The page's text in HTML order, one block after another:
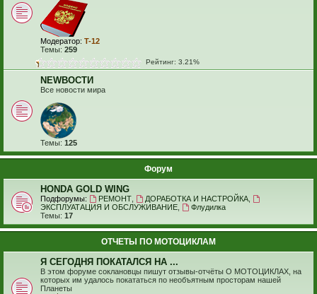
Модератор: T-12
Темы: 259
Рейтинг: 3.21%
NEWВОСТИ
Все новости мира
Темы: 125
Форум
HONDA GOLD WING
Подфорумы: РЕМОНТ, ДОРАБОТКА И НАСТРОЙКА,
ЭКСПЛУАТАЦИЯ И ОБСЛУЖИВАНИЕ
Флудилка
Темы: 17
ОТЧЕТЫ ПО МОТОЦИКЛАМ
Я СЕГОДНЯ ПОКАТАЛСЯ НА ...
В этом форуме соклановцы пишут отзывы-отчёты О МОТОЦИКЛАХ, на
которых им удалось покататься по необъятным просторам нашей
Планеты